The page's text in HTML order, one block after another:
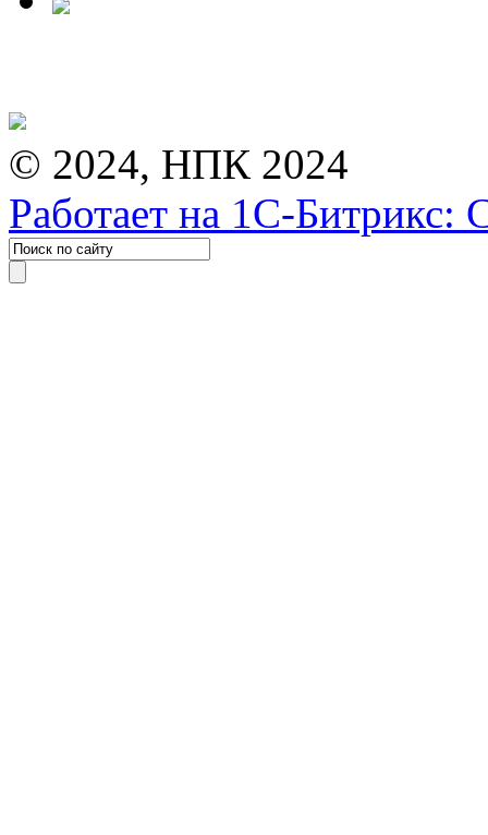
© 2024, НПК 2024
Работает на 1С-Битрикс: